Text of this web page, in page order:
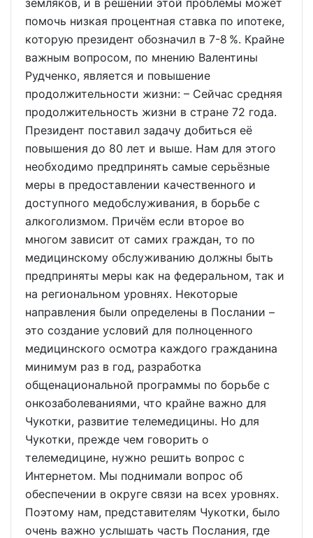
помочь низкая процентная ставка по ипотеке,
которую президент обозначил в 7-8 %. Крайне
важным вопросом, по мнению Валентины
Рудченко, является и повышение
продолжительности жизни: – Сейчас средняя
продолжительность жизни в стране 72 года.
Президент поставил задачу добиться её
повышения до 80 лет и выше. Нам для этого
необходимо предпринять самые серьёзные
меры в предоставлении качественного и
доступного медобслуживания, в борьбе с
алкоголизмом. Причём если второе во
многом зависит от самих граждан, то по
медицинскому обслуживанию должны быть
предприняты меры как на федеральном, так и
на региональном уровнях. Некоторые
направления были определены в Послании –
это создание условий для полноценного
медицинского осмотра каждого гражданина
минимум раз в год, разработка
общенациональной программы по борьбе с
онкозаболеваниями, что крайне важно для
Чукотки, развитие телемедицины. Но для
Чукотки, прежде чем говорить о
телемедицине, нужно решить вопрос с
Интернетом. Мы поднимали вопрос об
обеспечении в округе связи на всех уровнях.
Поэтому нам, представителям Чукотки, было
очень важно услышать часть Послания, где